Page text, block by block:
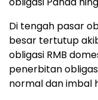
Di tengah pasar
besar tertutup
obligasi RMB
penerbitan
normal dan imbal